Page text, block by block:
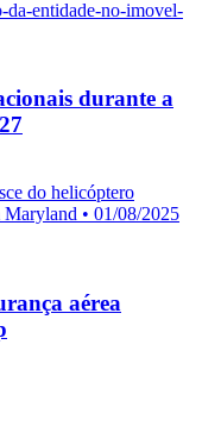
durante a
aérea